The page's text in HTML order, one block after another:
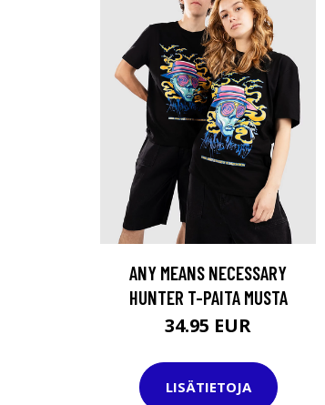
ANY MEANS NECESSARY
HUNTER T-PAITA MUSTA
34.95 EUR
LISÄTIETOJA